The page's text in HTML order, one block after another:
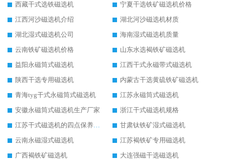
西藏干式选铁磁选机
宁夏干选铁矿磁选机价格
江西河沙磁选机介绍
湖北河沙磁选机材质
湖北湿式磁选机公司
海南湿式磁选机质量
云南铁矿磁选机价格
山东水选褐铁矿磁选机
益阳永磁筒式磁选机
江西干式永磁带式磁选机
陕西干选专用磁选机
内蒙古干选黄硫铁矿磁选机
青海tyg干式永磁筒式磁选机
江苏永磁筒式磁选机
安徽永磁筒式磁选机生产厂家
浙江干式磁选机规格
江苏干式磁选机的四点保养秘籍
甘肃钛铁矿湿式磁选机
云南永磁湿式磁选机
江苏褐铁矿专用磁选机
广西褐铁矿磁选机
大连强磁干选磁选机